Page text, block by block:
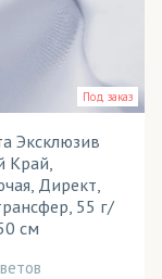
Под заказ
Эксклюзив
Край,
Директ,
55 г/
см